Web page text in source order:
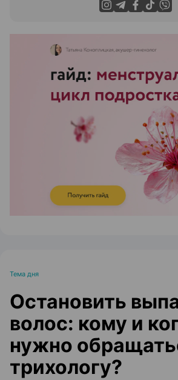
ЭФФЕКТИВНАЯ РЕКЛАМА НА
Тема дня
Остановить
волос: кому и
нужно
трихологу?